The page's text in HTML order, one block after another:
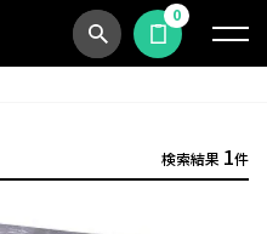
商品検索見積依頼する
0
検索結果 1件